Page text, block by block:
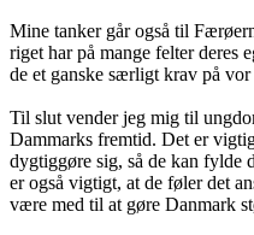
Mine tanker går også til
riget har på mange felter deres
de et ganske særligt krav på vor
Til slut vender jeg mig til
Dammarks fremtid. Det er
dygtiggøre sig, så de kan fylde
er også vigtigt, at de føler det
være med til at gøre Danmark